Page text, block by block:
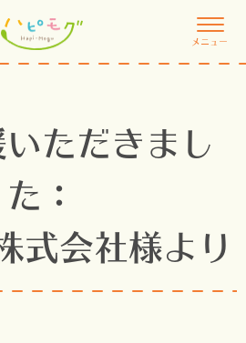
メニュー
ただきまし
た：
式会社様より